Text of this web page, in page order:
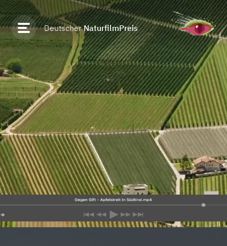
DeutscherNaturfilmPreis